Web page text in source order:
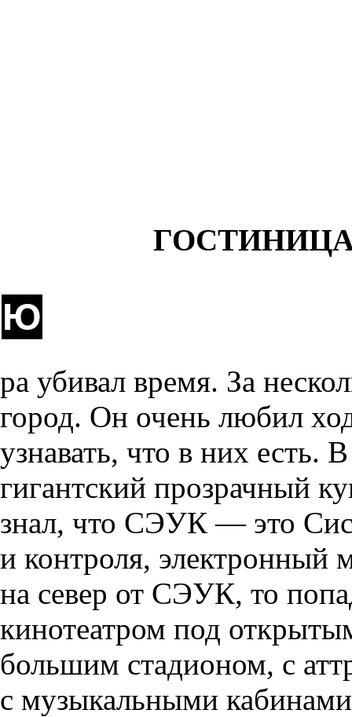
Ю
ра убивал время. За
город. Он очень любил
узнавать, что в них
гигантский прозрачный
знал, что СЭУК — это
и контроля, электронный
на север от СЭУК, то
кинотеатром под
большим стадионом, с
с музыкальными